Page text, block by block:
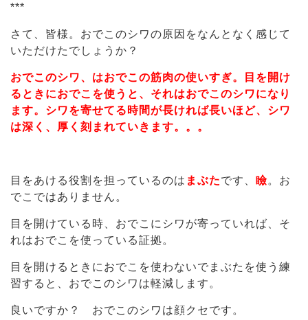
***
さて、皆様。おでこのシワの原因をなんとなく感じて
いただけたでしょうか？
おでこのシワ、はおでこの筋肉の使いすぎ。目を開け
るときにおでこを使うと、それはおでこのシワになり
ます。シワを寄せてる時間が長ければ長いほど、シワ
は深く、厚く刻まれていきます。。。
目をあける役割を担っているのは まぶたです、 瞼。お
でこではありません。
目を開けている時、おでこにシワが寄っていれば、そ
れはおでこを使っている証拠。
目を開けるときにおでこを使わないでまぶたを使う練
習すると、おでこのシワは軽減します。
良いですか？ おでこのシワは顔クセです。